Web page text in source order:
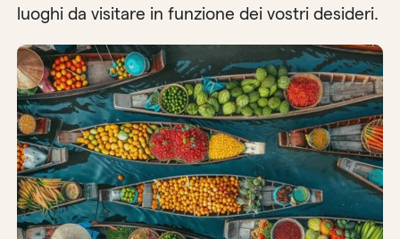
luoghi da visitare in funzione dei vostri desideri.